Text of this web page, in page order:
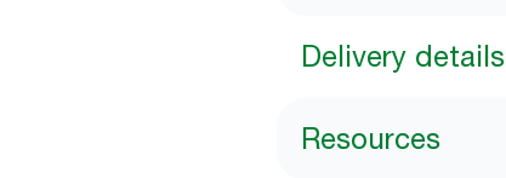
Delivery details
Resources